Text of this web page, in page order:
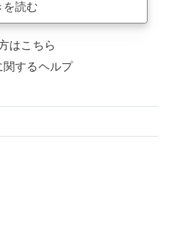
を読む
はこちら
関するヘルプ